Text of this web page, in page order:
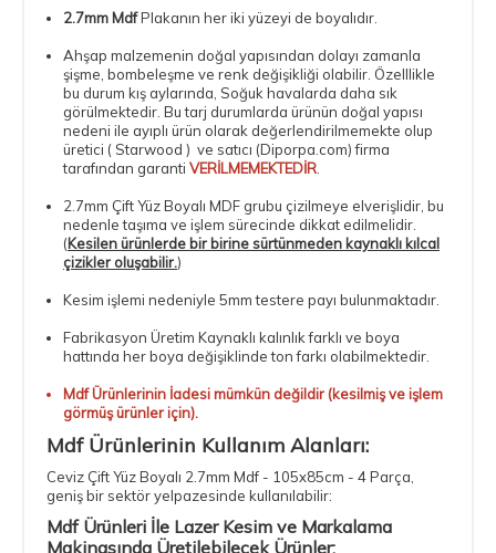
2.7mm MdfPlakanın her iki yüzeyi de boyalıdır.
Ahşap malzemenin doğal yapısından dolayı zamanla
şişme, bombeleşme ve renk değişikliği olabilir. Özelllikle
bu durum kış aylarında, Soğuk havalarda daha sık
görülmektedir. Bu tarj durumlarda ürünün doğal yapısı
nedeni ile ayıplı ürün olarak değerlendirilmemekte olup
üretici ( Starwood ) ve satıcı (Diporpa.com) firma
tarafından garanti VERİLMEMEKTEDİR
2.7mm Çift Yüz Boyalı MDF grubu çizilmeye elverişlidir, bu
nedenle taşıma ve işlem sürecinde dikkat edilmelidir.
(Kesilen ürünlerde bir birine sürtünmeden kaynaklı kılcal
çizikler oluşabilir.)
Kesim işlemi nedeniyle 5mm testere payı bulunmaktadır.
Fabrikasyon Üretim Kaynaklı kalınlık farklı ve boya
hattında her boya değişiklinde ton farkı olabilmektedir.
Mdf Ürünlerinin İadesi mümkün değildir (kesilmiş ve işlem
görmüş ürünler için).
Mdf Ürünlerinin Kullanım Alanları:
Ceviz Çift Yüz Boyalı 2.7mm Mdf - 105x85cm - 4 Parça
geniş bir sektör yelpazesinde kullanılabilir:
Mdf Ürünleri İle Lazer Kesim ve Markalama
Makinasında Üretilebilecek Ürünler: